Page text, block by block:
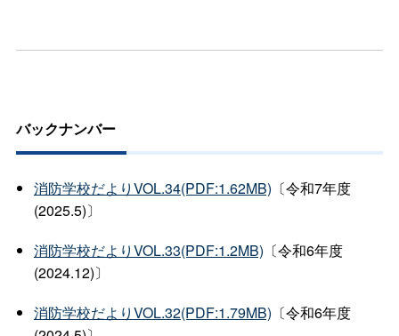
バックナンバー
消防学校だよりVOL.34(PDF:1.62MB) 〔令和7年度
(2025.5)〕
消防学校だよりVOL.33(PDF:1.2MB) 〔令和6年度
(2024.12)〕
消防学校だよりVOL.32(PDF:1.79MB) 〔令和6年度